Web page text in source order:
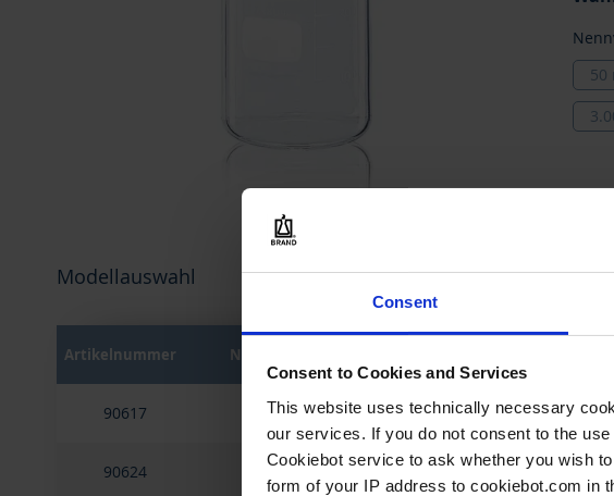
Consent
Consent to Cookies and Services
This website uses technically necessary
our services. If you do not consent to the
Cookiebot service to ask whether you wish
form of your IP address to cookiebot.com in
der
springen
50
Modellauswahl
Produkte
Artikelnummer Nennvolumen
90617 50 ml 70 mm 38
90624 100 ml 80 mm 48